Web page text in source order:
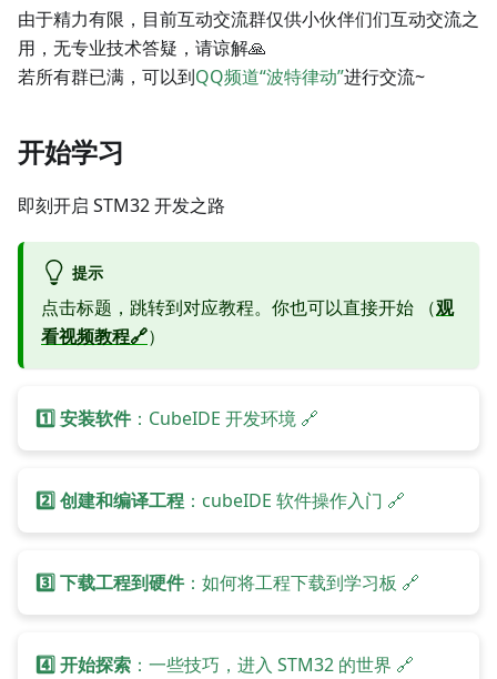
由于精力有限，目前互动交流群仅供小伙伴们们互动交流之
用，无专业技术答疑，请谅解🙏
若所有群已满，可以到QQ频道“波特律动”进行交流~
开始学习
即刻开启 STM32 开发之路
提示
点击标题，跳转到对应教程。你也可以直接开始 （观
看视频教程🔗）
1️⃣ 安装软件：CubeIDE 开发环境 🔗
2️⃣ 创建和编译工程 ：cubeIDE 软件操作入门 🔗
3️⃣ 下载工程到硬件：如何将工程下载到学习板 🔗
4️⃣ 开始探索 ：一些技巧，进入 STM32 的世界 🔗